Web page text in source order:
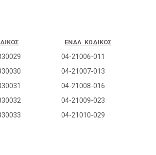
ΕΝΑΛ. ΚΩΔΙΚΌΣ
04-21006-011
04-21007-013
04-21008-016
04-21009-023
04-21010-029